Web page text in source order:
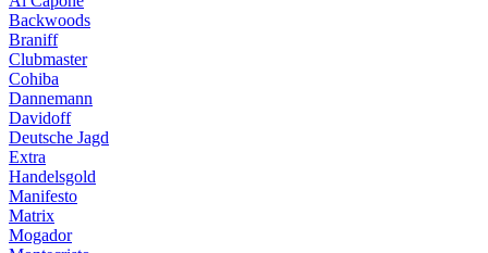
Backwoods
Braniff
Clubmaster
Cohiba
Dannemann
Davidoff
Deutsche Jagd
Extra
Handelsgold
Manifesto
Matrix
Mogador